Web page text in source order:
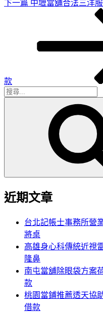
下
下一篇 中壢當舖合法三洋
款
搜
近期文章
台北記帳士事務所營
將桌
高雄身心科傳統近視
隆鼻
南屯當舖除眼袋方案
款
桃園當鋪推薦透天協
借款